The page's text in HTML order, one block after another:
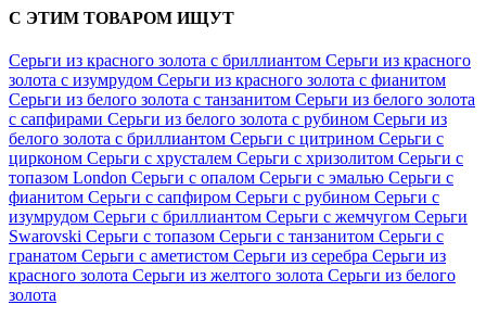
С ЭТИМ ТОВАРОМ ИЩУТ
Серьги из красного золота с бриллиантом Серьги из красного
золота с изумрудом Серьги из красного золота с фианитом
Серьги из белого золота с танзанитом Серьги из белого золота
с сапфирами Серьги из белого золота с рубином Серьги из
белого золота с бриллиантом Серьги с цитрином Серьги с
цирконом Серьги с хрусталем Серьги с хризолитом Серьги с
топазом London Серьги с опалом Серьги с эмалью Серьги с
фианитом Серьги с сапфиром Серьги с рубином Серьги с
изумрудом Серьги с бриллиантом Серьги с жемчугом Серьги
Swarovski Серьги с топазом Серьги с танзанитом Серьги с
гранатом Серьги с аметистом Серьги из серебра Серьги из
красного золота Серьги из желтого золота Серьги из белого
золота